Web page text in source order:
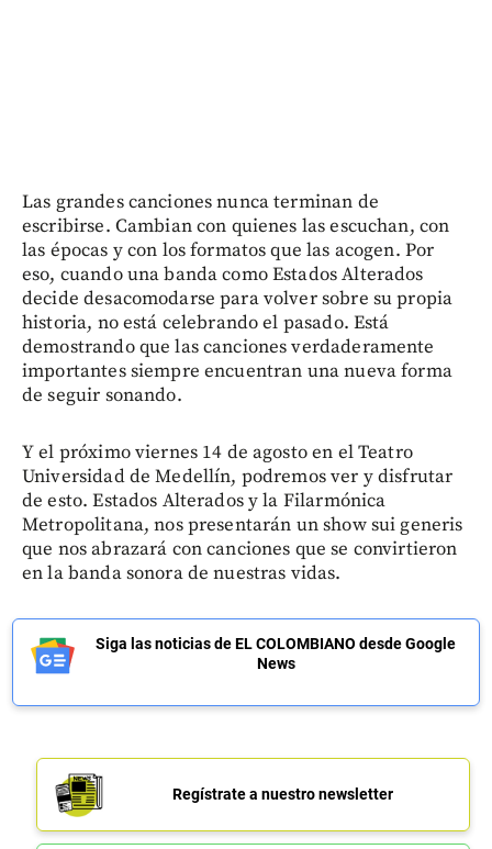
Las grandes canciones nunca terminan de
escribirse. Cambian con quienes las escuchan, con
las épocas y con los formatos que las acogen. Por
eso, cuando una banda como Estados Alterados
decide desacomodarse para volver sobre su propia
historia, no está celebrando el pasado. Está
demostrando que las canciones verdaderamente
importantes siempre encuentran una nueva forma
de seguir sonando.
Y el próximo viernes 14 de agosto en el Teatro
Universidad de Medellín, podremos ver y disfrutar
de esto. Estados Alterados y la Filarmónica
Metropolitana, nos presentarán un show sui generis
que nos abrazará con canciones que se convirtieron
en la banda sonora de nuestras vidas.
Siga las noticias de EL COLOMBIANO desde Google
News
Regístrate a nuestro newsletter